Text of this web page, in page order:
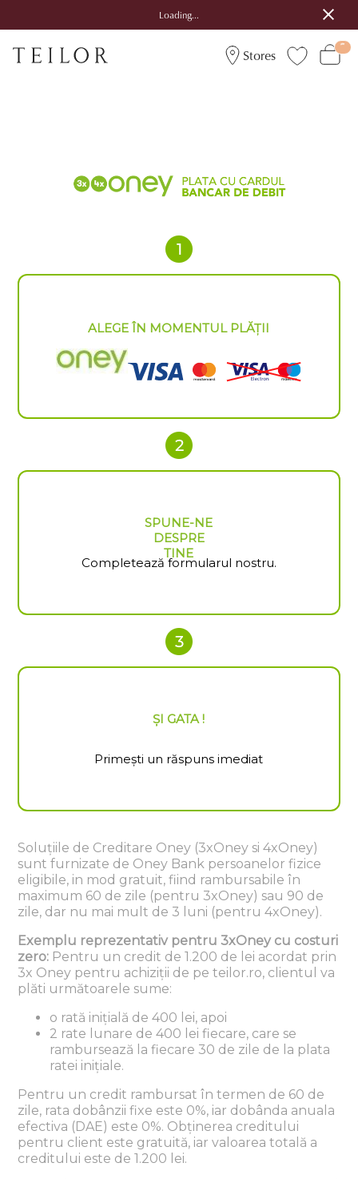
Loading...
Stores
ALEGE ÎN MOMENTUL PLĂȚII
SPUNE-NE
DESPRE
TINE
Completează formularul nostru.
ȘI GATA !
Primești un răspuns imediat
Soluțiile de Creditare Oney (3xOney si 4xOney)
sunt furnizate de Oney Bank persoanelor fizice
eligibile, in mod gratuit, fiind rambursabile în
maximum 60 de zile (pentru 3xOney) sau 90 de
zile, dar nu mai mult de 3 luni (pentru 4xOney).
Exemplu reprezentativ pentru 3xOney cu costuri
zero: Pentru un credit de 1.200 de lei acordat prin
3x Oney pentru achiziții de pe teilor.ro, clientul va
plăti următoarele sume:
o rată inițială de 400 lei, apoi
2 rate lunare de 400 lei fiecare, care se
rambursează la fiecare 30 de zile de la plata
ratei inițiale.
Pentru un credit rambursat în termen de 60 de
zile, rata dobânzii fixe este 0%, iar dobânda anuala
efectiva (DAE) este 0%. Obținerea creditului
pentru client este gratuită, iar valoarea totală a
creditului este de 1.200 lei.